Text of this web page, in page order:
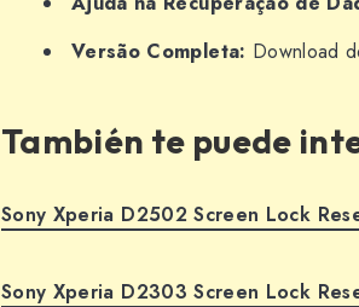
Versão Completa: Download
También te puede
Sony Xperia D2502 Screen Lock
Sony Xperia D2303 Screen Lock